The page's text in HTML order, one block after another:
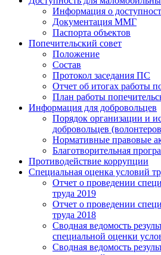
Информация о
Документация ММГ
Паспорта объектов
Попечительский совет
Положение
Состав
Протокол заседания ПС
Отчет об итогах работы
План работы
Информация для добровольцев
Порядок организации и
добровольцев
Нормативные правовые
Благотворительная
Противодействие коррупции
Специальная оценка условий
Отчет о проведении
труда 2019
Отчет о проведении
труда 2018
Сводная ведомость
специальной оценки
Сводная ведомость